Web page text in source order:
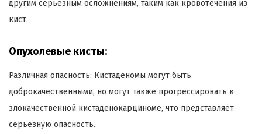
другим серьезным осложнениям, таким как кровотечения из
кист.
Опухолевые кисты:
Различная опасность: Кистаденомы могут быть
доброкачественными, но могут также прогрессировать к
злокачественной кистаденокарциноме, что представляет
серьезную опасность.